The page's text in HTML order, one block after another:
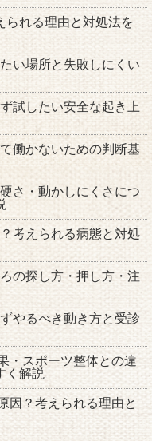
られる理由と対処法を
い場所と失敗しにくい
試したい安全な起き上
働かないための判断基
さ・動かしにくさにつ
考えられる病態と対処
の探し方・押し方・注
やるべき動き方と受診
・スポーツ整体との違
く解説
因？考えられる理由と